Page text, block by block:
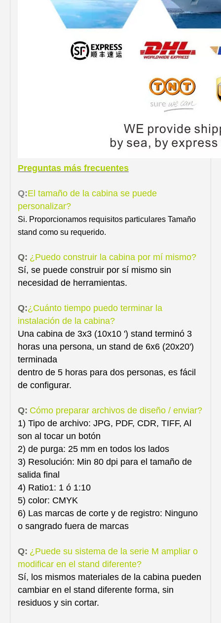
Preguntas más frecuentes
Q:El tamaño de la cabina se puede
personalizar?
Si. Proporcionamos requisitos particulares Tamaño
stand como su requerido.
Q: ¿Puedo construir la cabina por mí mismo?
Sí, se puede construir por sí mismo sin
necesidad de herramientas.
Q:¿Cuánto tiempo puedo terminar la
instalación de la cabina?
Una cabina de 3x3 (10x10 ') stand terminó 3
horas una persona, un stand de 6x6 (20x20')
terminada
dentro de 5 horas para dos personas, es fácil
de configurar.
Q: Cómo preparar archivos de diseño / enviar?
1) Tipo de archivo: JPG, PDF, CDR, TIFF, Al
son al tocar un botón
2) de purga: 25 mm en todos los lados
3) Resolución: Min 80 dpi para el tamaño de
salida final
4) Ratio1: 1 ó 1:10
5) color: CMYK
6) Las marcas de corte y de registro: Ninguno
o sangrado fuera de marcas
Q: ¿Puede su sistema de la serie M ampliar o
modificar en el stand diferente?
Sí, los mismos materiales de la cabina pueden
cambiar en el stand diferente forma, sin
residuos y sin cortar.